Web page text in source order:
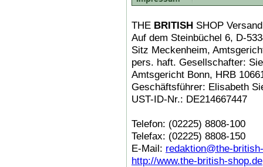
THE BRITISH SHOP
Auf dem Steinbüchel 6, D-
Sitz Meckenheim,
pers. haft. Gesellschafter:
Amtsgericht Bonn, HRB
Geschäftsführer: Elisabeth
UST-ID-Nr.: DE214667447
Telefon: (02225) 8808-100
Telefax: (02225) 8808-150
E-Mail: redaktion@the-
http://www.the-british-shop.de